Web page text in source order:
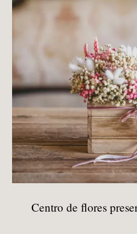
Centro de flores